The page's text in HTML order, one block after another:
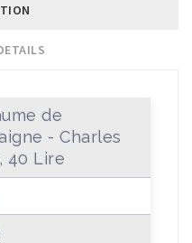
de
- Charles
40 Lire